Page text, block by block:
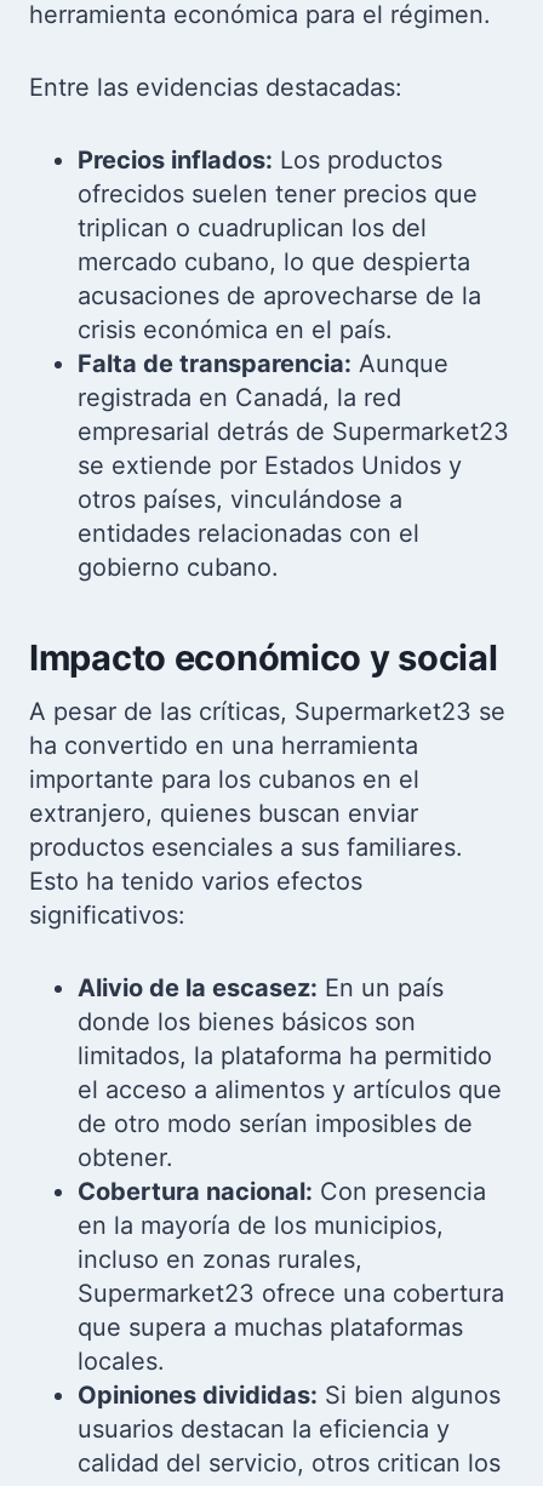
herramienta económica para el régimen.
Entre las evidencias destacadas:
Precios inflados: Los productos
ofrecidos suelen tener precios que
triplican o cuadruplican los del
mercado cubano, lo que despierta
acusaciones de aprovecharse de la
crisis económica en el país.
Falta de transparencia: Aunque
registrada en Canadá, la red
empresarial detrás de Supermarket23
se extiende por Estados Unidos y
otros países, vinculándose a
entidades relacionadas con el
gobierno cubano.
Impacto económico y social
A pesar de las críticas, Supermarket23 se
ha convertido en una herramienta
importante para los cubanos en el
extranjero, quienes buscan enviar
productos esenciales a sus familiares.
Esto ha tenido varios efectos
significativos:
Alivio de la escasez: En un país
donde los bienes básicos son
limitados, la plataforma ha permitido
el acceso a alimentos y artículos que
de otro modo serían imposibles de
obtener.
Cobertura nacional: Con presencia
en la mayoría de los municipios,
incluso en zonas rurales,
Supermarket23 ofrece una cobertura
que supera a muchas plataformas
locales.
Opiniones divididas: Si bien algunos
usuarios destacan la eficiencia y
calidad del servicio, otros critican los